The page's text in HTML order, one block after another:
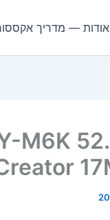
אודות — מדריך